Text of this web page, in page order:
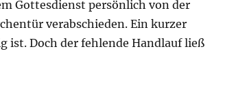
Got­tes­dienst per­sön­lich von der
ver­ab­schie­den. Ein kur­zer
Doch der feh­len­de Hand­lauf ließ